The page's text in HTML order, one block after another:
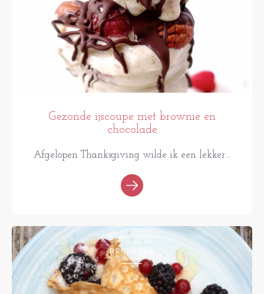
Gezonde ijscoupe met brownie en
chocolade
Afgelopen Thanksgiving wilde ik een lekker...
RECEPTEN